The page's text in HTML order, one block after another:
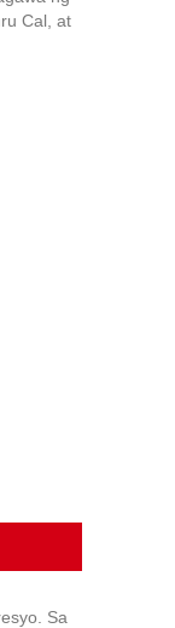
Cal, at
Sa